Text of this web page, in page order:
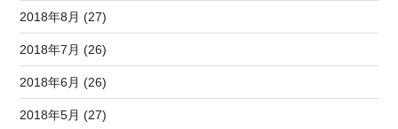
2018年8月 (27)
2018年7月 (26)
2018年6月 (26)
2018年5月 (27)